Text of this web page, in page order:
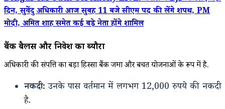
दिन, सुवेंदु अधिकारी आज सुबह 11 बजे सीएम पद की लेंगे शपथ, PM
मोदी, अमित शाह समेत कई बड़े नेता होंगे शामिल
बैंक बैलेंस और निवेश का ब्यौरा
अधिकारी की संपत्ति का बड़ा हिस्सा बैंक जमा और बचत योजनाओं के रूप में है.
नकदी: उनके पास वर्तमान में लगभग 12,000 रुपये की नकदी
है.